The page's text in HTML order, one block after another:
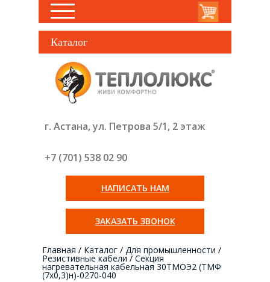
Каталог
г. Астана, ул. Петрова 5/1, 2 этаж
+7 (701) 538 02 90
НАПИСАТЬ НАМ
ЗАКАЗАТЬ ЗВОНОК
Главная / Каталог / Для промышленности /
Резистивные кабели / Секция
нагревательная кабельная 30ТМОЭ2 (ТМФ
(7х0,3)н)-0270-040